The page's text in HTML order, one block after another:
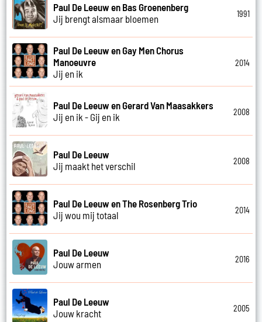
Paul De Leeuw en Bas Groenenberg
Jij brengt alsmaar bloemen
1991
Paul De Leeuw en Gay Men Chorus
Manoeuvre
Jij en ik
2014
Paul De Leeuw en Gerard Van Maasakkers
Jij en ik - Gij en ik
2008
Paul De Leeuw
Jij maakt het verschil
2008
Paul De Leeuw en The Rosenberg Trio
Jij wou mij totaal
2014
Paul De Leeuw
Jouw armen
2016
Paul De Leeuw
Jouw kracht
2005